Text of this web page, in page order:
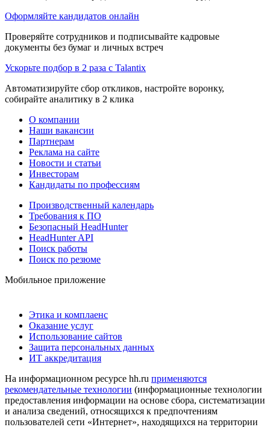
Оформляйте кандидатов онлайн
Проверяйте сотрудников и подписывайте кадровые
документы без бумаг и личных встреч
Ускорьте подбор в 2 раза с Talantix
Автоматизируйте сбор откликов, настройте воронку,
собирайте аналитику в 2 клика
О компании
Наши вакансии
Партнерам
Реклама на сайте
Новости и статьи
Инвесторам
Кандидаты по профессиям
Производственный календарь
Требования к ПО
Безопасный HeadHunter
HeadHunter API
Поиск работы
Поиск по резюме
Мобильное приложение
Этика и комплаенс
Оказание услуг
Использование сайтов
Защита персональных данных
ИТ аккредитация
На информационном ресурсе hh.ru применяются
рекомендательные технологии (информационные технологии
предоставления информации на основе сбора, систематизации
и анализа сведений, относящихся к предпочтениям
пользователей сети «Интернет», находящихся на территории